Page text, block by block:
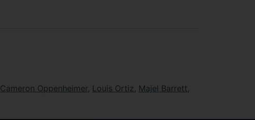
Cameron Oppenheimer, Louis Ortiz, Majel Barrett,